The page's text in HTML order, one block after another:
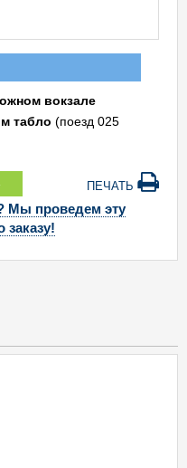
вокзале
табло (поезд 025
ПЕЧАТЬ
Мы проведем эту
заказу!